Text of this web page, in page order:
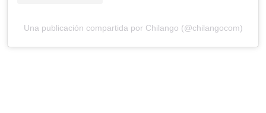
Una publicación compartida por Chilango (@chilangocom)